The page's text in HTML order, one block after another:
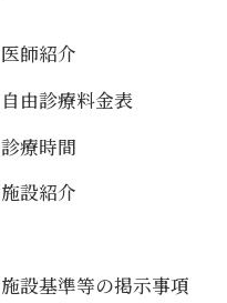
医師紹介
自由診療料金表
診療時間
施設紹介
施設基準等の掲示事項